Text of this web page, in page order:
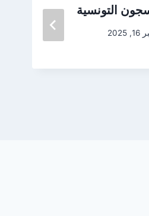
التونسية